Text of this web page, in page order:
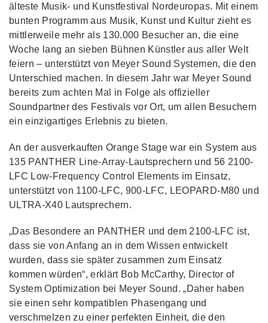
älteste Musik- und Kunstfestival Nordeuropas. Mit einem
bunten Programm aus Musik, Kunst und Kultur zieht es
mittlerweile mehr als 130.000 Besucher an, die eine
Woche lang an sieben Bühnen Künstler aus aller Welt
feiern – unterstützt von Meyer Sound Systemen, die den
Unterschied machen. In diesem Jahr war Meyer Sound
bereits zum achten Mal in Folge als offizieller
Soundpartner des Festivals vor Ort, um allen Besuchern
ein einzigartiges Erlebnis zu bieten.
An der ausverkauften Orange Stage war ein System aus
135 PANTHER Line-Array-Lautsprechern und 56 2100-
LFC Low-Frequency Control Elements im Einsatz,
unterstützt von 1100-LFC, 900-LFC, LEOPARD-M80 und
ULTRA-X40 Lautsprechern.
„Das Besondere an PANTHER und dem 2100-LFC ist,
dass sie von Anfang an in dem Wissen entwickelt
wurden, dass sie später zusammen zum Einsatz
kommen würden“, erklärt Bob McCarthy, Director of
System Optimization bei Meyer Sound. „Daher haben
sie einen sehr kompatiblen Phasengang und
verschmelzen zu einer perfekten Einheit, die den